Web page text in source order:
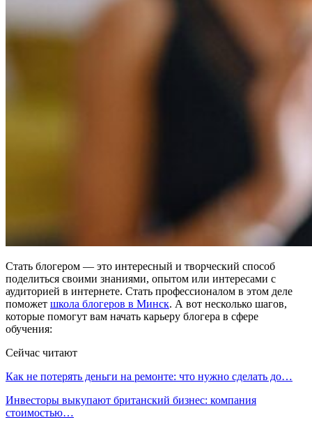
Стать блогером — это интересный и творческий способ
поделиться своими знаниями, опытом или интересами с
аудиторией в интернете. Стать профессионалом в этом деле
поможет школа блогеров в Минск. А вот несколько шагов,
которые помогут вам начать карьеру блогера в сфере
обучения:
Сейчас читают
Как не потерять деньги на ремонте: что нужно сделать до…
Инвесторы выкупают британский бизнес: компания
стоимостью…